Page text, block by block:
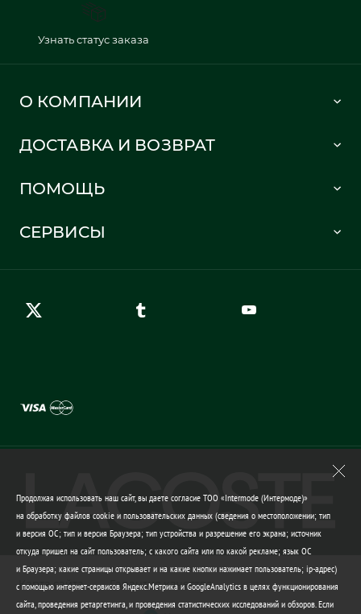
Узнать статус заказа
О КОМПАНИИ
Политика в отношении обработки персональных данных
ДОСТАВКА И ВОЗВРАТ
Информация о доставке
Правила возврата
ПОМОЩЬ
Карта сайта
СЕРВИСЫ
Карта сайта Гарантия качества
Продолжая использовать наш сайт, вы даете согласие ТОО «Intermode (Интермоде)»
на обработку файлов cookie и пользовательских данных (сведения о местоположении; тип
и версия ОС; тип и версия Браузера; тип устройства и разрешение его экрана; источник
откуда пришел на сайт пользователь; с какого сайта или по какой рекламе; язык ОС
и Браузера; какие страницы открывает и на какие кнопки нажимает пользователь; ip-адрес)
с помощью интернет-сервисов Яндекс.Метрика и GoogleAnalytics в целях функционирования
сайта, проведения ретаргетинга, и проведения статистических исследований и обзоров. Если